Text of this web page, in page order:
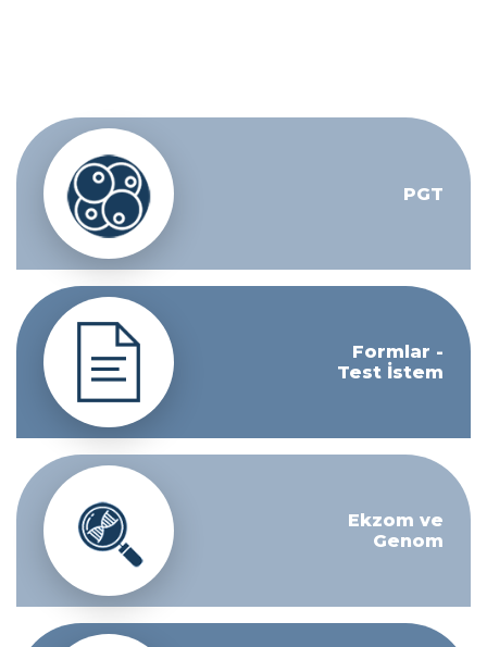
PGT
Formlar -
Test İstem
Ekzom ve
Genom